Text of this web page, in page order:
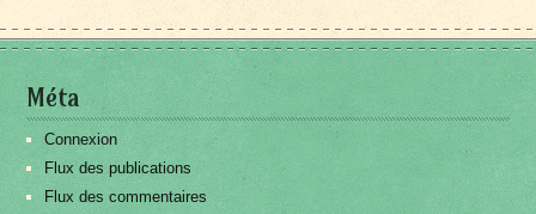
Méta
Connexion
Flux des publications
Flux des commentaires